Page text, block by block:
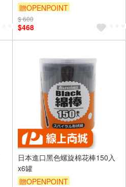
贈OPENPOINT
$ 600
$468
日本進口黑色螺旋棉花棒150入
x6罐
贈OPENPOINT